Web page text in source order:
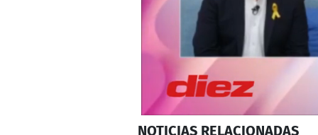
seconds
NOTICIAS RELACIONADAS